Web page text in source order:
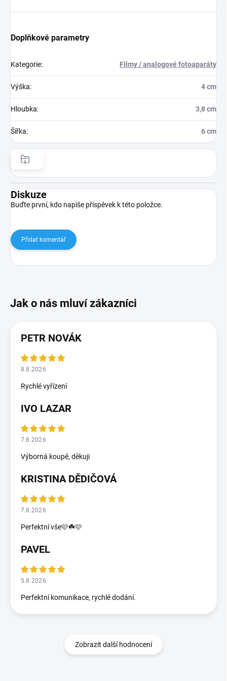
Doplňkové parametry
Kategorie: Filmy / analogové fotoaparáty
Výška: 4 cm
Hloubka: 3,8 cm
Šířka: 6 cm
Diskuze
Buďte první, kdo napíše příspěvek k této položce.
Přidat komentář
PETR NOVÁK
8.8.2026
Rychlé vyřízení
IVO LAZAR
7.8.2026
Výborná koupě, děkuji
KRISTINA DĚDIČOVÁ
7.8.2026
Perfektní vše🩷☘️🩷
PAVEL
5.8.2026
Perfektní komunikace, rychlé dodání.
Zobrazit další hodnocení